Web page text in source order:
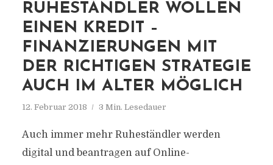
RUHESTÄNDLER WOLLEN
EINEN KREDIT –
FINANZIERUNGEN MIT
DER RICHTIGEN STRATEGIE
AUCH IM ALTER MÖGLICH
12. Februar 2018 3 Min. Lesedauer
Auch immer mehr Ruheständler werden
digital und beantragen auf Online-